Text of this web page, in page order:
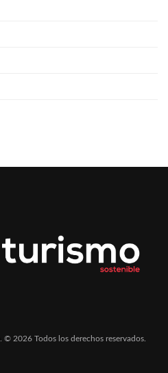
. © 2026 Todos los derechos reservados.